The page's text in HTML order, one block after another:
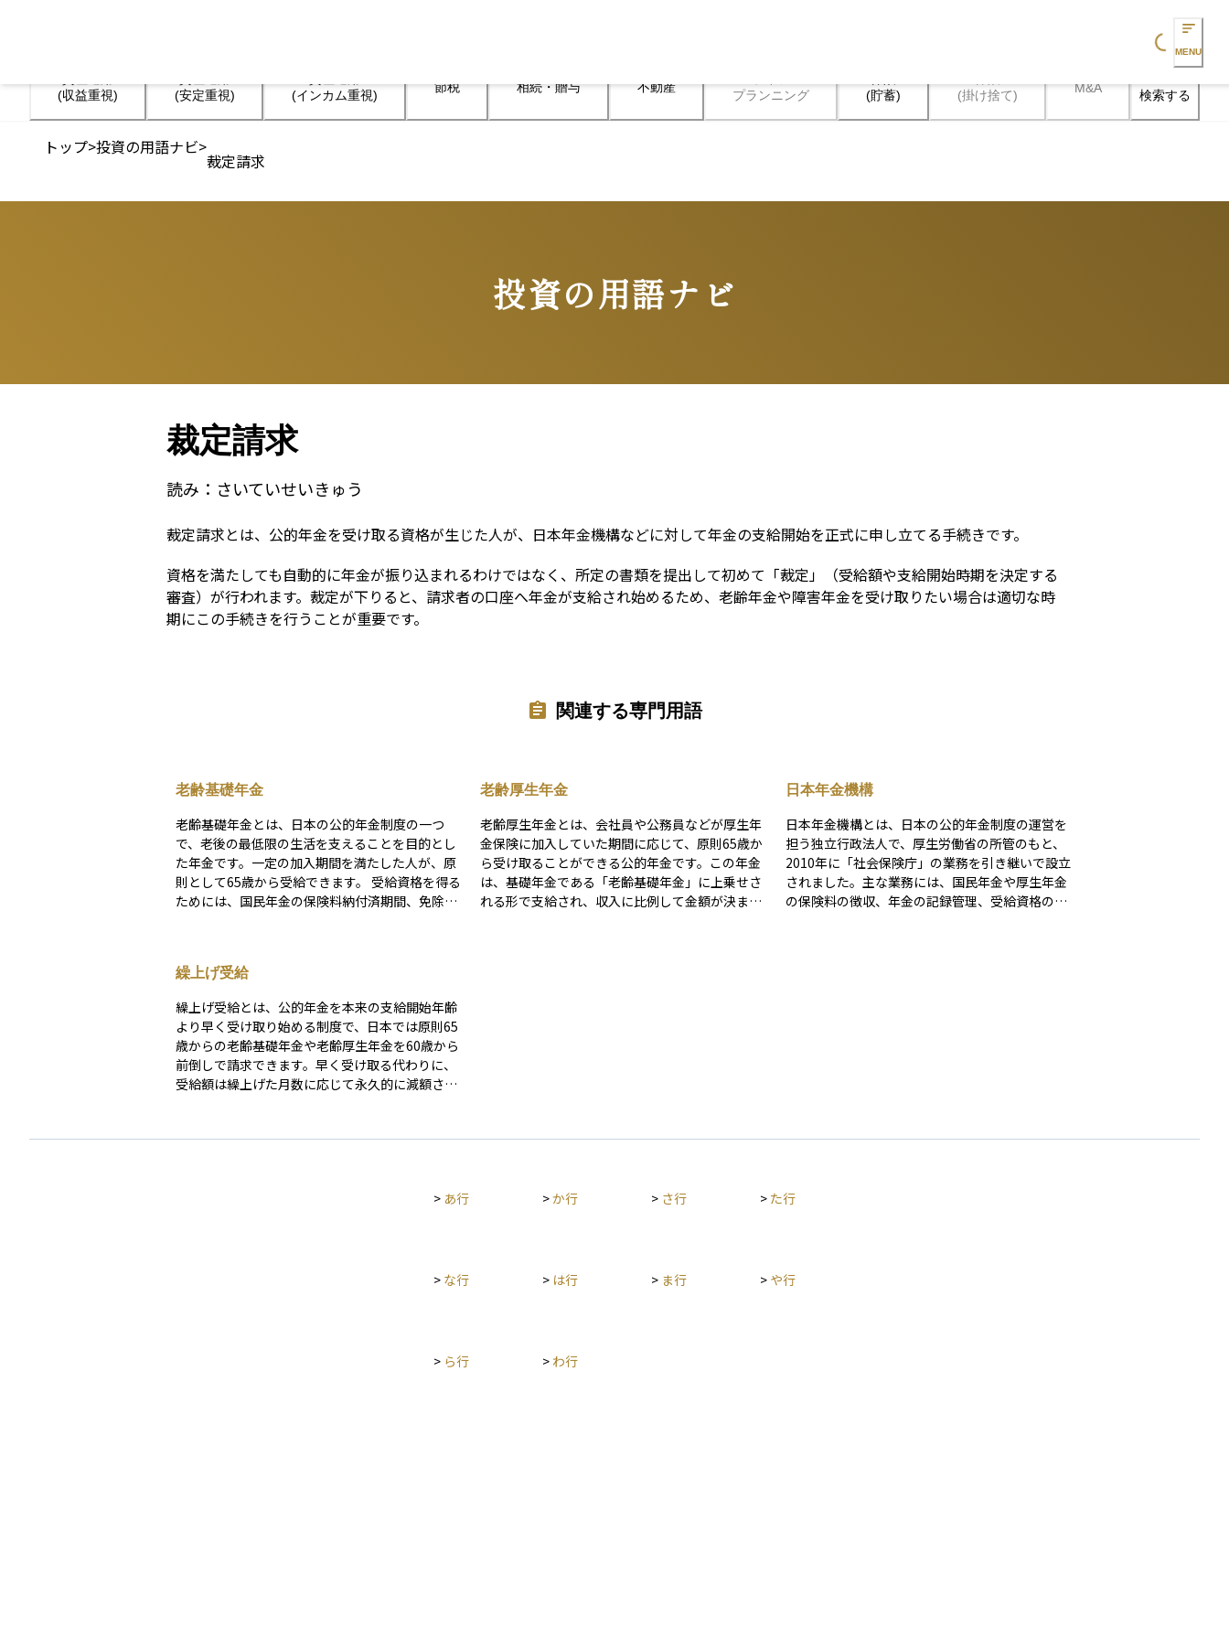
Loading...
MENU
(収益重視)
(安定重視)
(インカム重視)
節税 相続・贈与 不動産
プランニング
(貯蓄)
(掛け捨て)
M&A 検索する
トップ>投資の用語ナビ>
裁定請求
投資の用語ナビ
Terms
裁定請求
読み： さいていせいきゅう
裁定請求とは、公的年金を受け取る資格が生じた人が、日本年金機構などに対して年金の支給開始を正式に申し立てる手続きです。
資格を満たしても自動的に年金が振り込まれるわけではなく、所定の書類を提出して初めて「裁定」（受給額や支給開始時期を決定する
審査）が行われます。裁定が下りると、請求者の口座へ年金が支給され始めるため、老齢年金や障害年金を受け取りたい場合は適切な時
期にこの手続きを行うことが重要です。
関連する専門用語
老齢基礎年金
老齢基礎年金とは、日本の公的年金制度の一つ
で、老後の最低限の生活を支えることを目的とし
た年金です。一定の加入期間を満たした人が、原
則として65歳から受給できます。 受給資格を得る
ためには、国民年金の保険料納付済期間、免除期
入期間に応じて決まり、満額受給には480月分の
保険料納付が必要です。納付期間が不足すると、
その分減額されます。 また、年金額は毎年の物価
や賃金水準に応じて見直しされます。繰上げ受給
（60～64歳）を選択すると減額され、繰下げ受給
（66～75歳）を選択すると増額される仕組みにな
っています。 老齢基礎年金は、自営業者、フリー
老齢厚生年金
老齢厚生年金とは、会社員や公務員などが厚生年
金保険に加入していた期間に応じて、原則65歳か
ら受け取ることができる公的年金です。この年金
は、基礎年金である「老齢基礎年金」に上乗せさ
れる形で支給され、収入に比例して金額が決まる
日本年金機構
日本年金機構とは、日本の公的年金制度の運営を
担う独立行政法人で、厚生労働省の所管のもと、
2010年に「社会保険庁」の業務を引き継いで設立
されました。主な業務には、国民年金や厚生年金
の保険料の徴収、年金の記録管理、受給資格の審
繰上げ受給
繰上げ受給とは、公的年金を本来の支給開始年齢
より早く受け取り始める制度で、日本では原則65
歳からの老齢基礎年金や老齢厚生年金を60歳から
前倒しで請求できます。早く受け取る代わりに、
受給額は繰上げた月数に応じて永久的に減額され
取額が減るデメリットを比較し、健康状態や生活
則として取り消しや遅らせることはできないた
> あ行 >か行 > さ行 > た行
> な行 > は行 > ま行 > や行
> ら行 > わ行